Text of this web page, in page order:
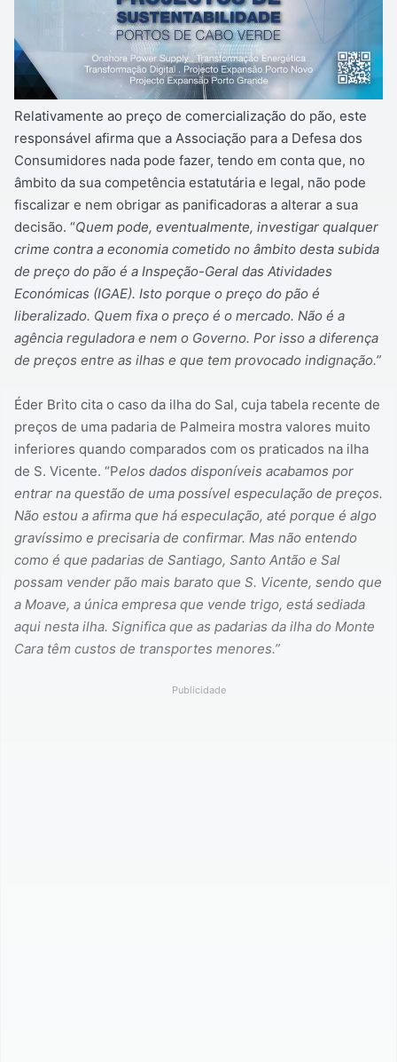
Relativamente ao preço de comercialização do pão, este
responsável afirma que a Associação para a Defesa dos
Consumidores nada pode fazer, tendo em conta que, no
âmbito da sua competência estatutária e legal, não pode
fiscalizar e nem obrigar as panificadoras a alterar a sua
decisão. “Quem pode, eventualmente, investigar qualquer
crime contra a economia cometido no âmbito desta subida
de preço do pão é a Inspeção-Geral das Atividades
Económicas (IGAE). Isto porque o preço do pão é
liberalizado. Quem fixa o preço é o mercado. Não é a
agência reguladora e nem o Governo. Por isso a diferença
de preços entre as ilhas e que tem provocado indignação.”
Éder Brito cita o caso da ilha do Sal, cuja tabela recente de
preços de uma padaria de Palmeira mostra valores muito
inferiores quando comparados com os praticados na ilha
de S. Vicente. “Pelos dados disponíveis acabamos por
entrar na questão de uma possível especulação de preços.
Não estou a afirma que há especulação, até porque é algo
gravíssimo e precisaria de confirmar. Mas não entendo
como é que padarias de Santiago, Santo Antão e Sal
possam vender pão mais barato que S. Vicente, sendo que
a Moave, a única empresa que vende trigo, está sediada
aqui nesta ilha. Significa que as padarias da ilha do Monte
Cara têm custos de transportes menores.”
Publicidade